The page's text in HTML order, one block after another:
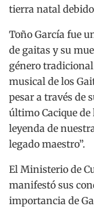
tierra natal
Toño García fue
de gaitas y su
género
musical de los
pesar a través de
último Cacique de
leyenda de
legado maestro”.
El Ministerio de
manifestó sus
importancia de